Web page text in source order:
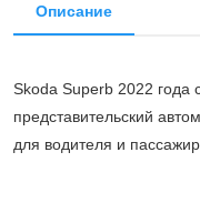
Описание
Skoda Superb 2022
представительский
для водителя и